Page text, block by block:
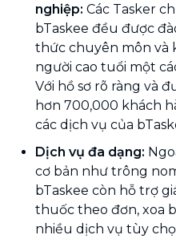
nghiệp: Các Tasker
bTaskee đều được
thức chuyên môn và
người cao tuổi một
Với hồ sơ rõ ràng và
hơn 700,000 khách
các dịch vụ của
Dịch vụ đa dạng:
cơ bản như trông
bTaskee còn hỗ trợ
thuốc theo đơn, xoa
nhiều dịch vụ tùy